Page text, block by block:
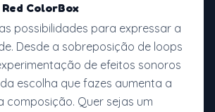
ColorBox
possibilidades para expressar a
Desde a sobreposição de loops
de efeitos sonoros
escolha que fazes aumenta a
composição. Quer sejas um